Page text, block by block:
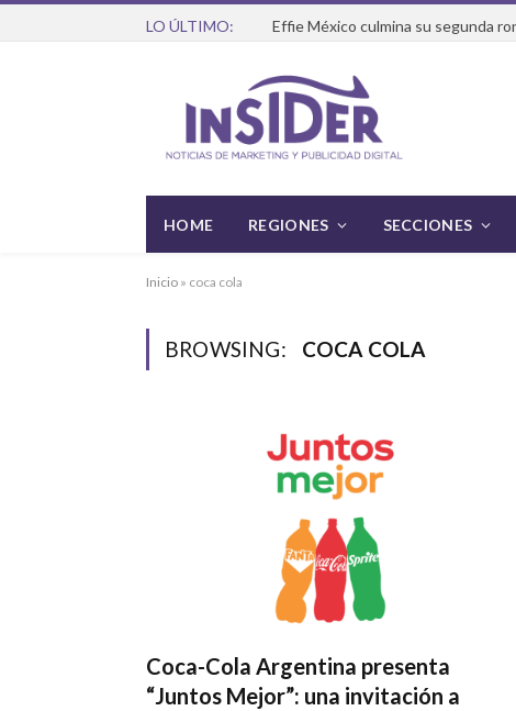
LO ÚLTIMO: Effie México culmina su segunda
HOME REGIONES SECCIONES
Inicio » coca cola
BROWSING: COCA COLA
Coca-Cola Argentina presenta
“Juntos Mejor”: una invitación a